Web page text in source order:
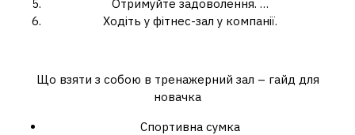
Отримуйте задоволення. …
Ходіть у фітнес-зал у компанії.
Що взяти з собою в тренажерний зал – гайд для
новачка
Спортивна сумка